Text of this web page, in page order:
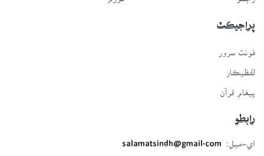
پراجيڪٽ
فونٽ سرور
لفظيڪار
پيغامِ قرآن
رابطو
اي-ميل:
salamatsindh@gmail.com